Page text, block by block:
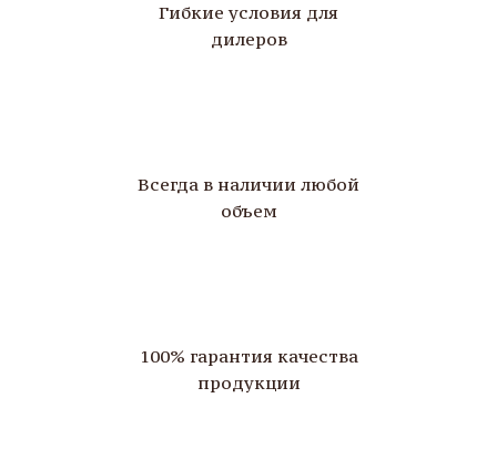
Гибкие условия для
дилеров
Всегда в наличии любой
объем
100% гарантия качества
продукции